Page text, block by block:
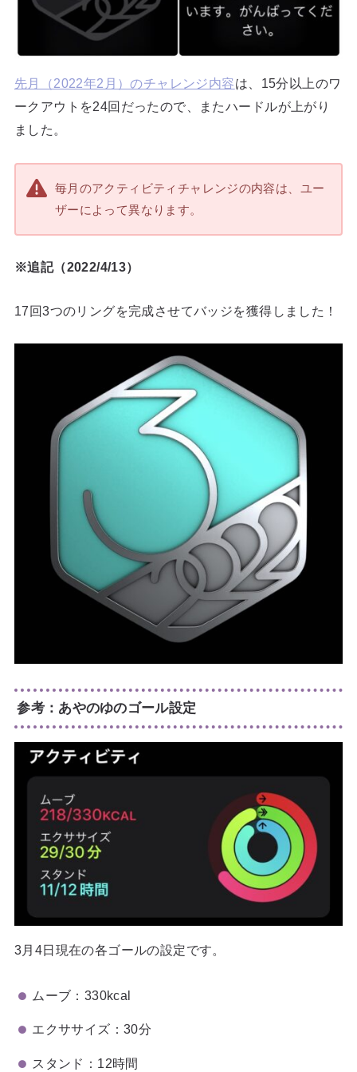
先月（2022年2月）のチャレンジ内容は、15分以上のワ
ークアウトを24回だったので、またハードルが上がり
ました。
毎月のアクティビティチャレンジの内容は、ユー
ザーによって異なります。
※追記（2022/4/13）
17回3つのリングを完成させてバッジを獲得しました！
参考：あやのゆのゴール設定
3月4日現在の各ゴールの設定です。
ムーブ：330kcal
エクササイズ：30分
スタンド：12時間